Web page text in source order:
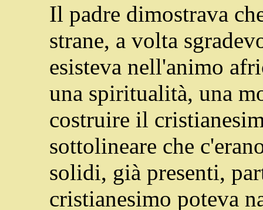
Il padre dimostrava
strane, a volta
esisteva nell'animo
una spiritualità, una
costruire il
sottolineare che
solidi, già presenti,
cristianesimo poteva